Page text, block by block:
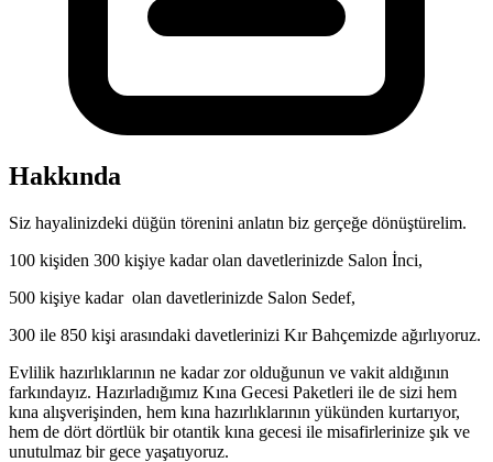
Hakkında
Siz hayalinizdeki düğün törenini anlatın biz gerçeğe dönüştürelim.
100 kişiden 300 kişiye kadar olan davetlerinizde Salon İnci,
500 kişiye kadar olan davetlerinizde Salon Sedef,
300 ile 850 kişi arasındaki davetlerinizi Kır Bahçemizde ağırlıyoruz.
Evlilik hazırlıklarının ne kadar zor olduğunun ve vakit aldığının
farkındayız. Hazırladığımız Kına Gecesi Paketleri ile de sizi hem
kına alışverişinden, hem kına hazırlıklarının yükünden kurtarıyor,
hem de dört dörtlük bir otantik kına gecesi ile misafirlerinize şık ve
unutulmaz bir gece yaşatıyoruz.